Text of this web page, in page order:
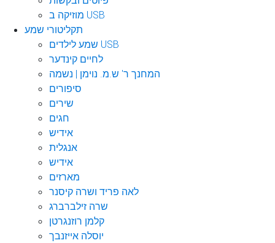
מוזיקה ב USB
תקליטורי שמע
שמע לילדים USB
לחיים קינדער
המחנך ר' ש.מ. נוימן | נשמה
סיפורים
שירים
חגים
אידיש
אנגלית
אידיש
מארזים
לאה פריד ושרה קיסנר
שרה זילברברג
קלמן רוזנגרטן
יוסלה אייזנבך